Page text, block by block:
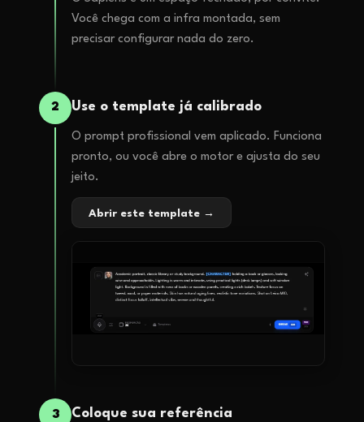
Você chega com a infra montada, sem
precisar configurar nada do zero.
2 Use o template já calibrado
O prompt profissional vem aplicado. Funciona
pronto, ou você abre o motor e ajusta do seu
jeito.
Abrir este template →
3 Coloque sua referência